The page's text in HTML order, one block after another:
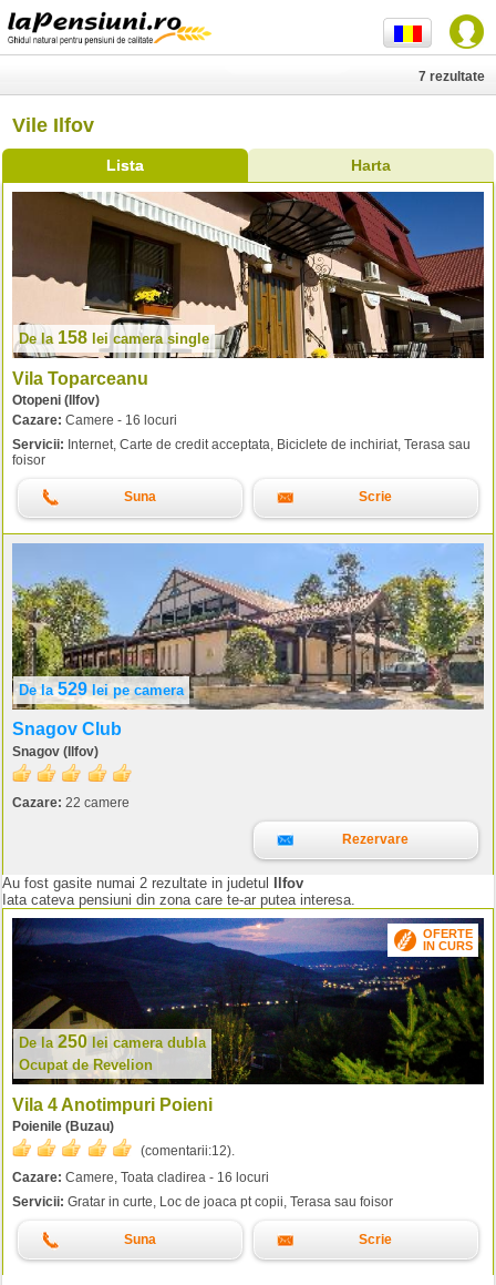
Vile Ilfov
Lista Harta
7 rezultate
De la 158 lei camera single
Vila Toparceanu
Otopeni (Ilfov)
Cazare: Camere - 16 locuri
Servicii: Internet, Carte de credit acceptata, Biciclete de inchiriat, Terasa sau
foisor
Suna Scrie
De la529 lei pe camera
Snagov Club
Snagov (Ilfov)
Cazare: 22 camere
Rezervare
Au fost gasite numai 2 rezultate in judetul
Ilfov
Iata cateva pensiuni din zona care te-ar putea interesa.
OFERTE
IN CURS
De la 250 lei camera dubla
Ocupat de Revelion
Vila 4 Anotimpuri Poieni
Poienile (Buzau)
(comentarii:12).
Cazare: Camere, Toata cladirea - 16 locuri
Servicii: Gratar in curte, Loc de joaca pt copii, Terasa sau foisor
Suna Scrie